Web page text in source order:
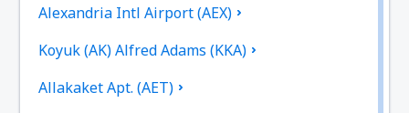
Alexandria Intl Airport (AEX)
Koyuk (AK) Alfred Adams (KKA)
Allakaket Apt. (AET)